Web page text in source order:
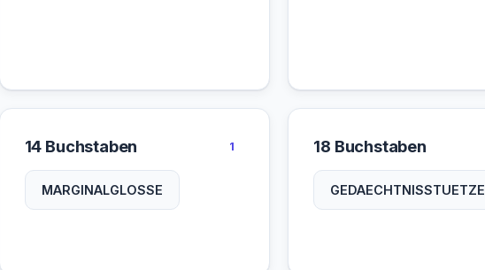
14 Buchstaben 1
MARGINALGLOSSE
18 Buchstaben
GEDAECHTNISSTUETZE